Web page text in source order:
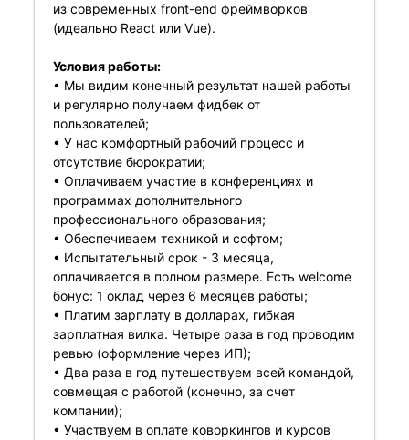
из современных front-end фреймворков
(идеально React или Vue).
Условия работы:
• Мы видим конечный результат нашей работы
и регулярно получаем фидбек от
пользователей;
• У нас комфортный рабочий процесс и
отсутствие бюрократии;
• Оплачиваем участие в конференциях и
программах дополнительного
профессионального образования;
• Обеспечиваем техникой и софтом;
• Испытательный срок - 3 месяца,
оплачивается в полном размере. Есть welcome
бонус: 1 оклад через 6 месяцев работы;
• Платим зарплату в долларах, гибкая
зарплатная вилка. Четыре раза в год проводим
ревью (оформление через ИП);
• Два раза в год путешествуем всей командой,
совмещая с работой (конечно, за счет
компании);
• Участвуем в оплате коворкингов и курсов